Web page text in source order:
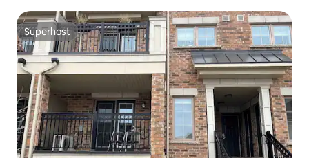
Superhost
Superhost